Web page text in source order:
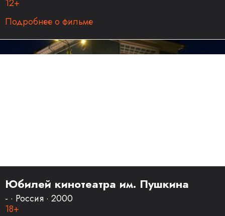
12+
Подробнее о фильме
Юбилей кинотеатра им. Пушкина
- · Россия · 2000
18+